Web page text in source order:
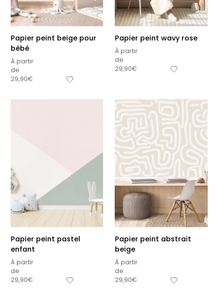
Papier peint beige pour
bébé
À partir
de
29,90€
Papier peint wavy rose
À partir
de
29,90€
Papier peint pastel
enfant
À partir
de
29,90€
Papier peint abstrait
beige
À partir
de
29,90€